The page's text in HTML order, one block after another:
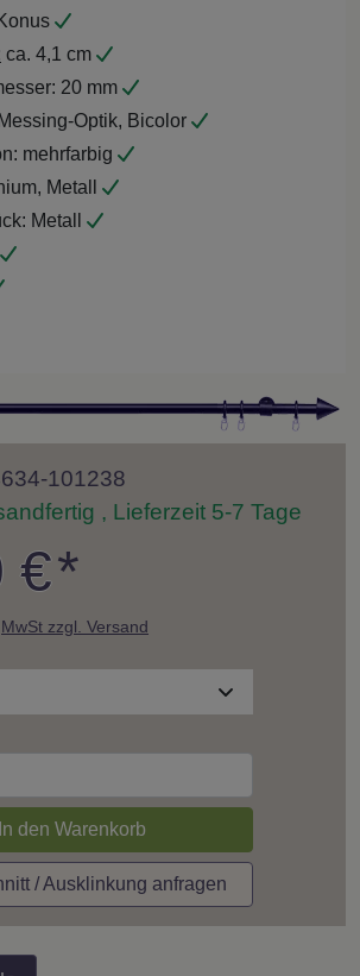
Konus
ca. 4,1 cm
20 mm
Optik, Bicolor
mehrfarbig
Metall
Metall
101238
, Lieferzeit 5-7 Tage
€*
MwSt zzgl. Versand
In den Warenkorb
/ Ausklinkung anfragen